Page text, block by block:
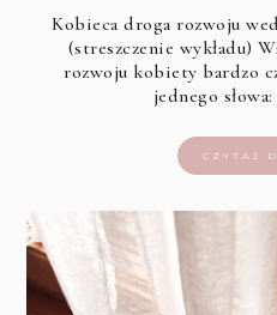
Kobieca droga rozwoju
(streszczenie wykładu)
rozwoju kobiety bardzo
jednego
CZYTAJ